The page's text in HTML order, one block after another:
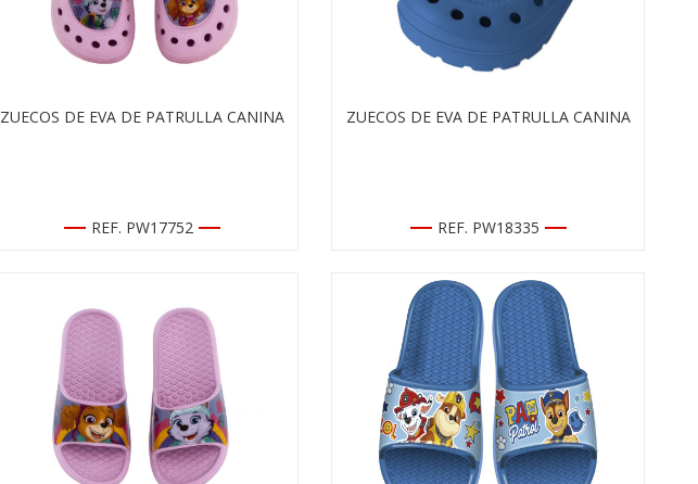
ZUECOS DE EVA DE PATRULLA CANINA
REF. PW17752
ZUECOS DE EVA DE PATRULLA CANINA
REF. PW18335